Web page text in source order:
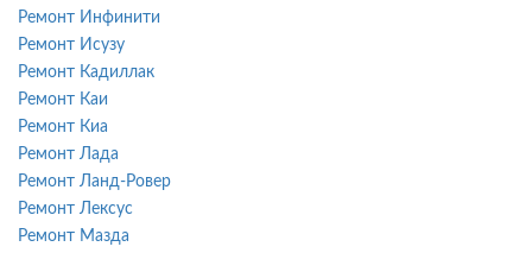
Ремонт Инфинити
Ремонт Исузу
Ремонт Кадиллак
Ремонт Каи
Ремонт Киа
Ремонт Лада
Ремонт Ланд-Ровер
Ремонт Лексус
Ремонт Мазда